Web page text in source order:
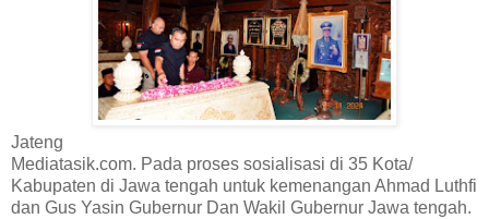
Jateng
Mediatasik.com. Pada proses sosialisasi di 35 Kota/
Kabupaten di Jawa tengah untuk kemenangan Ahmad Luthfi
dan Gus Yasin Gubernur Dan Wakil Gubernur Jawa tengah.